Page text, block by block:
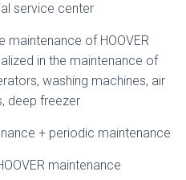
service center
of HOOVER
in the maintenance of
washing machines, air
deep freezer
+ periodic maintenance
maintenance